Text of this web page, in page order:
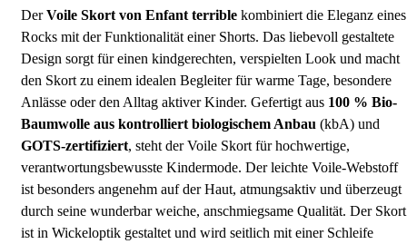
DerVoile Skort von Enfant terrible kombiniert die Eleganz eines
Rocks mit der Funktionalität einer Shorts. Das liebevoll gestaltete
Design sorgt für einen kindgerechten, verspielten Look und macht
den Skort zu einem idealen Begleiter für warme Tage, besondere
Anlässe oder den Alltag aktiver Kinder. Gefertigt aus 100 % Bio-
Baumwolle aus kontrolliert biologischem Anbau (kbA) und
GOTS-zertifiziert, steht der Voile Skort für hochwertige,
verantwortungsbewusste Kindermode. Der leichte Voile-Webstoff
ist besonders angenehm auf der Haut, atmungsaktiv und überzeugt
durch seine wunderbar weiche, anschmiegsame Qualität. Der Skort
ist in Wickeloptik gestaltet und wird seitlich mit einer Schleife